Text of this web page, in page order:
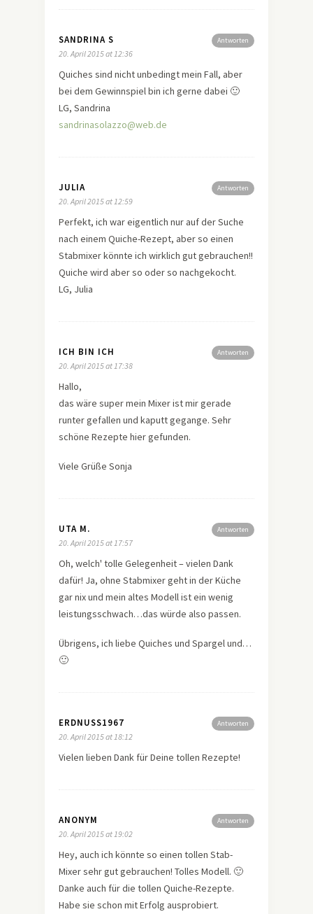
Antworten
SANDRINA S
20. April 2015 at 12:36
Quiches sind nicht unbedingt mein Fall, aber
bei dem Gewinnspiel bin ich gerne dabei 🙂
LG, Sandrina
sandrinasolazzo@web.de
Antworten
JULIA
20. April 2015 at 12:59
Perfekt, ich war eigentlich nur auf der Suche
nach einem Quiche-Rezept, aber so einen
Stabmixer könnte ich wirklich gut gebrauchen!!
Quiche wird aber so oder so nachgekocht.
LG, Julia
Antworten
ICH BIN ICH
20. April 2015 at 17:38
Hallo,
das wäre super mein Mixer ist mir gerade
runter gefallen und kaputt gegange. Sehr
schöne Rezepte hier gefunden.
Viele Grüße Sonja
Antworten
UTA M.
20. April 2015 at 17:57
Oh, welch' tolle Gelegenheit – vielen Dank
dafür! Ja, ohne Stabmixer geht in der Küche
gar nix und mein altes Modell ist ein wenig
leistungsschwach…das würde also passen.
Übrigens, ich liebe Quiches und Spargel und…
🙂
Antworten
ERDNUSS1967
20. April 2015 at 18:12
Vielen lieben Dank für Deine tollen Rezepte!
Antworten
ANONYM
20. April 2015 at 19:02
Hey, auch ich könnte so einen tollen Stab-
Mixer sehr gut gebrauchen! Tolles Modell. 🙂
Danke auch für die tollen Quiche-Rezepte.
Habe sie schon mit Erfolg ausprobiert.